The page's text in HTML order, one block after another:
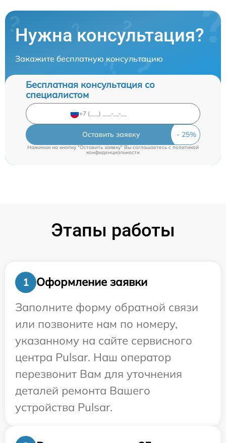
Нужна консультация?
Закажите бесплатную консультацию
Бесплатная консультация со
специалистом
Оставить заявку
Нажимая на кнопку "Оставить заявку" Вы соглашаетесь cполитикой
конфиденциальности
Этапы работы
1
Оформление заявки
Заполните форму обратной связи
или позвоните нам по номеру,
указанному на сайте сервисного
центра Pulsar. Наш оператор
перезвонит Вам для уточнения
деталей ремонта Вашего
устройства Pulsar.